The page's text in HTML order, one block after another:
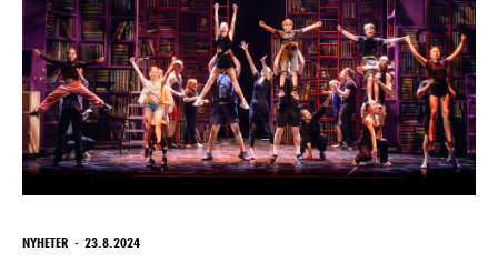
NYHETER 23.8.2024